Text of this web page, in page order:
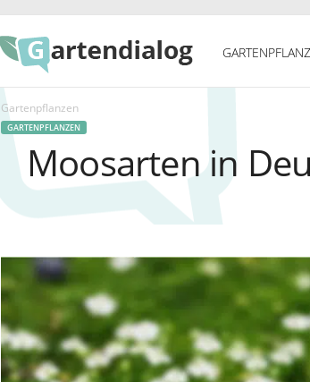
t
e
Gartenpflanzen
GARTENPFLANZEN
Moosarten in